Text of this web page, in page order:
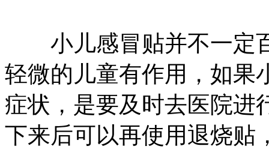
小儿感冒贴并不一定
轻微的儿童有作用，如果
症状，是要及时去医院进
下来后可以再使用退烧贴